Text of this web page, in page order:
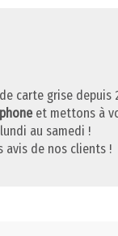
carte grise
et mettons à
au samedi !
avis de nos clients !